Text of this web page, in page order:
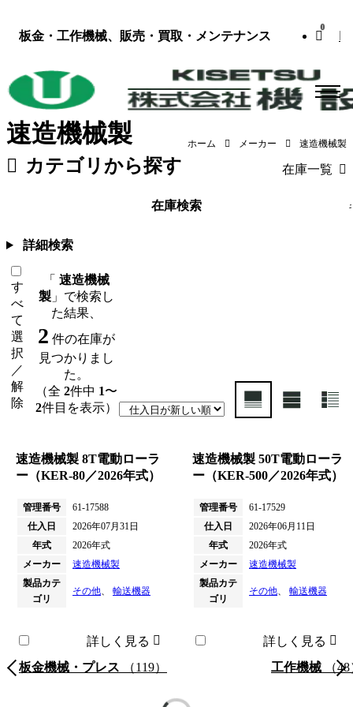
板金・工作機械、販売・買取・メンテナンス
0
速造機械製 ホーム メーカー 速造機械製
カテゴリから探す 在庫一覧
板金機械・プレス 工作機械
在庫検索
詳細検索
す
べ
て
選
択
／
解
除
「 速造機械
製 」で検索し
た結果、
2 件の在庫が
見つかりまし
た。
（全 2件中 1〜
2件目を表示）
速造機械製 8T電動ローラ
ー（KER-80／2026年式）
管理番号
61-17588
仕入日
2026年07月31日
年式
2026年式
メーカー
速造機械製
製品カテ
ゴリ
その他、 輸送機器
詳しく見る
速造機械製 50T電動ローラ
ー（KER-500／2026年式）
管理番号
61-17529
仕入日
2026年06月11日
年式
2026年式
メーカー
速造機械製
製品カテ
ゴリ
その他、 輸送機器
詳しく見る
板金機械・プレス
（119） 工作機械 （